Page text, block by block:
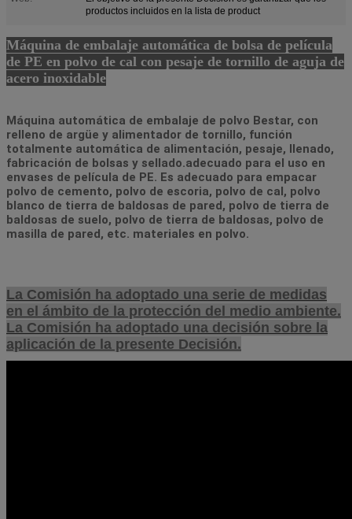
productos incluidos en la lista de product
Máquina de embalaje automática de bolsa de película
de PE en polvo de cal con pesaje de tornillo de aguja de
acero inoxidable
Máquina automática de embalaje de polvo Bestar, con
relleno de argüe y alimentador de tornillo, función
totalmente automática de alimentación, pesaje, llenado,
fabricación de bolsas y sellado.adecuado para el uso en
envases de película de PE. Es adecuado para empacar
polvo de cemento, polvo de escoria, polvo de cal, polvo
blanco de tierra de baldosas de pared, polvo de tierra de
baldosas de suelo, polvo de tierra de baldosas, polvo de
masilla de pared, etc. materiales en polvo.
La Comisión ha adoptado una serie de medidas
en el ámbito de la protección del medio ambiente.
La Comisión ha adoptado una decisión sobre la
aplicación de la presente Decisión.